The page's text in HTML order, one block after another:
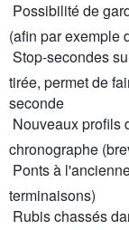
 Possibilité de
(afin par exemple
 Stop-secondes
tirée, permet de
seconde
 Nouveaux
chronographe
 Ponts à
terminaisons)
 Rubis chassés